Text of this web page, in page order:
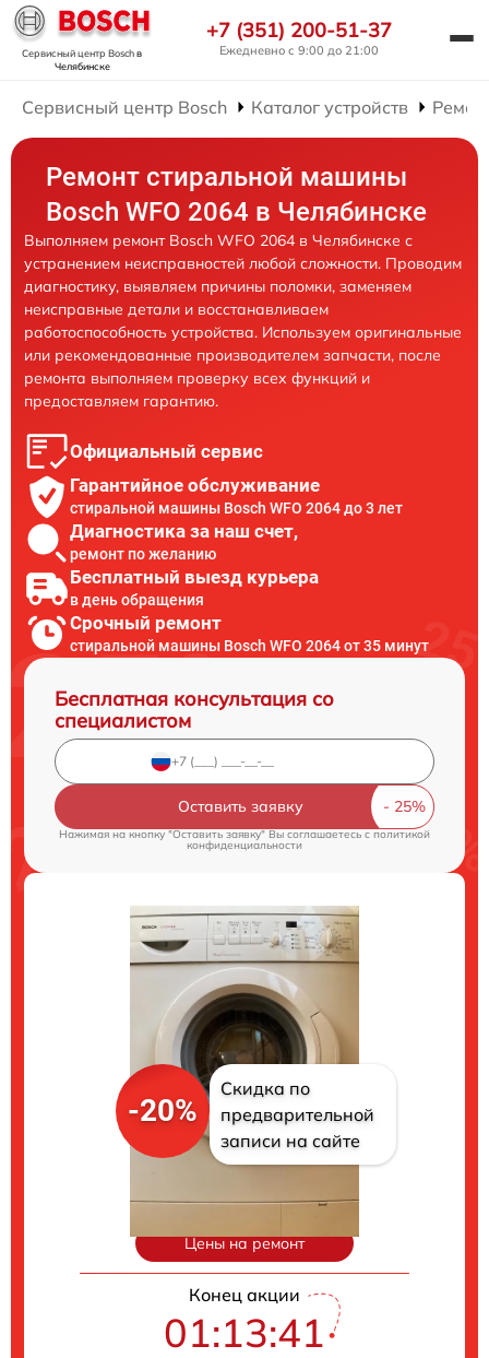
Сервисный центр Boschв
Челябинске
+7 (351) 200-51-37
Ежедневно с 9:00 до 21:00
Сервисный центр Bosch Каталог устройств
Ремонт стиральной машины
Bosch WFO 2064 в Челябинске
Выполняем ремонт Bosch WFO 2064 в Челябинске с
устранением неисправностей любой сложности. Проводим
диагностику, выявляем причины поломки, заменяем
неисправные детали и восстанавливаем
работоспособность устройства. Используем оригинальные
или рекомендованные производителем запчасти, после
ремонта выполняем проверку всех функций и
предоставляем гарантию.
Официальный сервис
Гарантийное обслуживание
стиральной машины Bosch WFO 2064 до 3 лет
Диагностика за наш счет,
ремонт по желанию
Бесплатный выезд курьера
в день обращения
Срочный ремонт
стиральной машины Bosch WFO 2064 от 35 минут
Бесплатная консультация со
специалистом
Оставить заявку
Нажимая на кнопку "Оставить заявку" Вы соглашаетесь cполитикой
конфиденциальности
-20%
Скидка по
предварительной
записи на сайте
Цены на ремонт
Конец акции
01:13:40